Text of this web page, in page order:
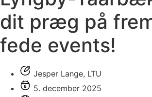
dit præg på
fede events!
Jesper Lange, LTU
5. december 2025